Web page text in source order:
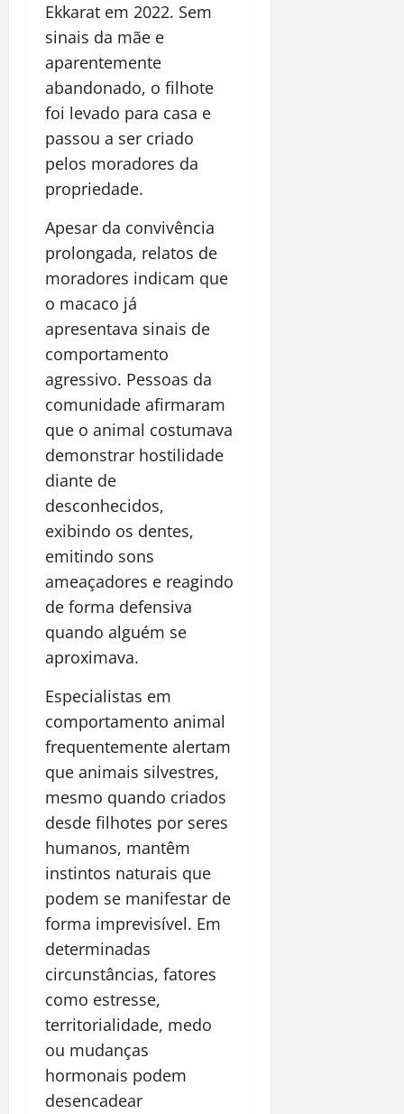
Ekkarat em 2022. Sem
sinais da mãe e
aparentemente
abandonado, o filhote
foi levado para casa e
passou a ser criado
pelos moradores da
propriedade.
Apesar da convivência
prolongada, relatos de
moradores indicam que
o macaco já
apresentava sinais de
comportamento
agressivo. Pessoas da
comunidade afirmaram
que o animal costumava
demonstrar hostilidade
diante de
desconhecidos,
exibindo os dentes,
emitindo sons
ameaçadores e reagindo
de forma defensiva
quando alguém se
aproximava.
Especialistas em
comportamento animal
frequentemente alertam
que animais silvestres,
mesmo quando criados
desde filhotes por seres
humanos, mantêm
instintos naturais que
podem se manifestar de
forma imprevisível. Em
determinadas
circunstâncias, fatores
como estresse,
territorialidade, medo
ou mudanças
hormonais podem
desencadear